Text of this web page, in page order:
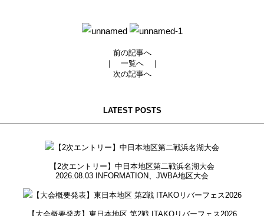
前の記事へ
｜ 一覧へ｜
次の記事へ
LATEST POSTS
【2次エントリー】中日本地区第二戦浜名湖大会
2026.08.03 INFORMATION JWBA地区大会
【大会概要発表】東日本地区 第2戦 ITAKOリバーフェス2026